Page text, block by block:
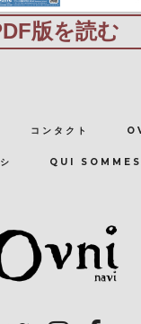
版を読む
コンタクト
QUI